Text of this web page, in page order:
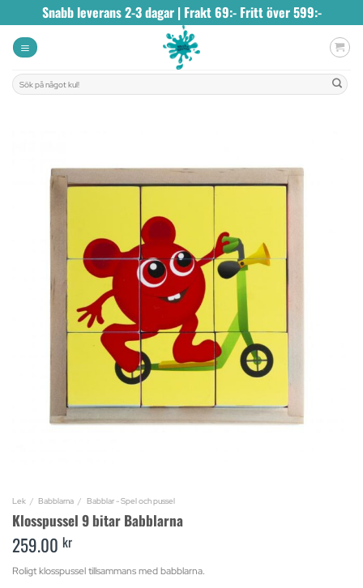
to
content
Snabb leverans 2-3 dagar | Frakt 69:- Fritt över 599:-
Sök
efter:
Lek / Babblarna / Babblar - Spel och pussel
Klosspussel 9 bitar Babblarna
259.00 kr
Roligt klosspussel tillsammans med babblarna.